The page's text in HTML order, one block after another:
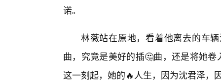
诺。
林薇站在原地，看着他离去的车
曲，究竟是美好的插🤔曲，还是将她
这一刻起，她的🔥人生，因为沈君泽，